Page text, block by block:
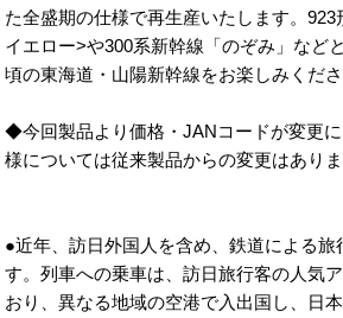
た全盛期の仕様で再生産いたします。923
イエロー>や300系新幹線「のぞみ」など
頃の東海道・山陽新幹線をお楽しみくださ
◆今回製品より価格・JANコードが変更
様については従来製品からの変更はありま
●近年、訪日外国人を含め、鉄道による旅
す。列車への乗車は、訪日旅行客の人気
おり、異なる地域の空港で入出国し、日